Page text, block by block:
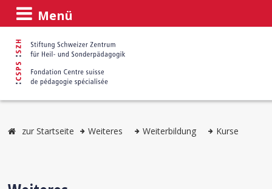
Menü
zur Startseite Weiteres Weiterbildung Kurse